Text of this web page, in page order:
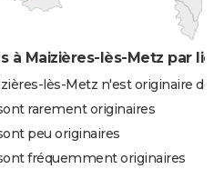
à Maizières-lès-Metz par
lès-Metz n'est originaire
rarement originaires
peu originaires
fréquemment originaires